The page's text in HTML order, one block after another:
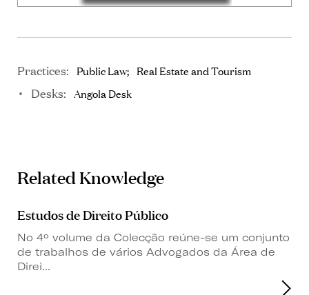
Practices: Public Law Real Estate and Tourism
Desks: Angola Desk
Related Knowledge
Estudos de Direito Público
No 4º volume da Colecção reúne-se um conjunto
de trabalhos de vários Advogados da Área de
Direi...